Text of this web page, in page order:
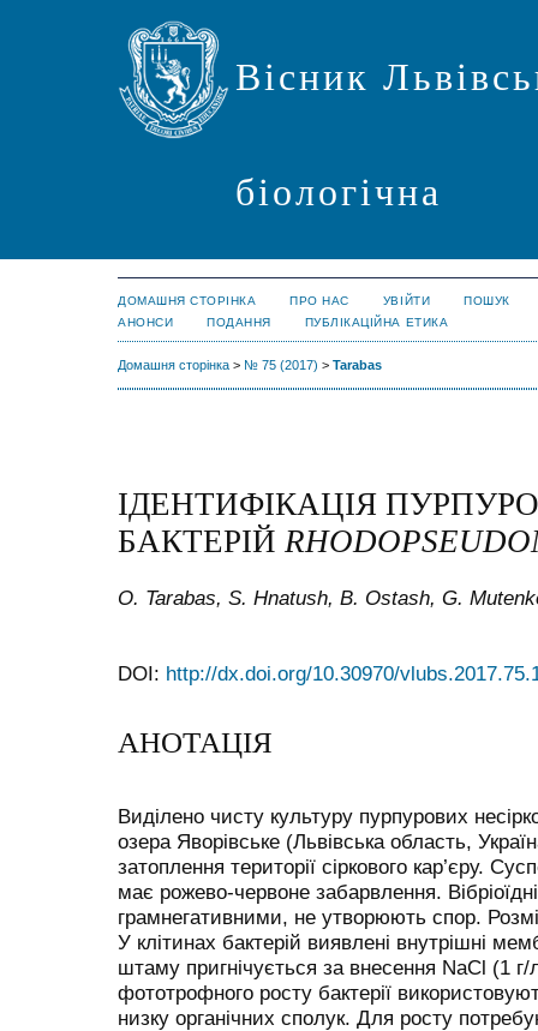
Вісник
біологічна
ДОМАШНЯ СТОРІНКА ПРО НАС УВІЙТИ
ПОШУК
АНОНСИ
ПОДАННЯ ПУБЛІКАЦІЙНА ЕТИКА
Домашня сторінка > № 75 (2017) > Tarabas
ІДЕНТИФІКАЦІЯ
БАКТЕРІЙ
O. Tarabas, S. Hnatush, B. Оstash, G.
DOI: http://dx.doi.org/10.30970/
АНОТАЦІЯ
Виділено чисту культуру пурпурових
озера Яворівське (Львівська область,
затоплення території сіркового кар’єру.
має рожево-червоне забарвлення.
грамнегативними, не утворюють спор.
У клітинах бактерій виявлені внутрішні
штаму пригнічується за внесення NaCl (1
фототрофного росту бактерії
низку органічних сполук. Для росту